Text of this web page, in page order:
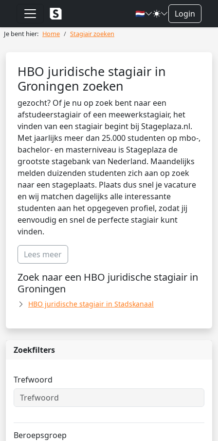
🇳🇱 Login
Je bent hier: Home Stagiair zoeken
HBO juridische stagiair in
Groningen zoeken
gezocht? Of je nu op zoek bent naar een
afstudeerstagiair of een meewerkstagiair, het
vinden van een stagiair begint bij Stageplaza.nl.
Met jaarlijks meer dan 25.000 studenten op mbo-,
bachelor- en masterniveau is Stageplaza de
grootste stagebank van Nederland. Maandelijks
melden duizenden studenten zich aan op zoek
naar een stageplaats. Plaats dus snel je vacature
en wij matchen dagelijks alle interessante
studenten aan het opgegeven profiel, zodat jij
eenvoudig en snel de perfecte stagiair kunt
vinden.
Lees meer
Zoek naar een HBO juridische stagiair in
Groningen
HBO juridische stagiair in Stadskanaal
Zoekfilters
Trefwoord
Beroepsgroep